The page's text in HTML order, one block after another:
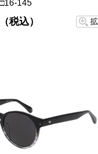
145
税込）